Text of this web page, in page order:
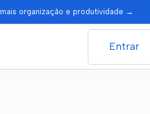
organização e produtividade →
Entrar